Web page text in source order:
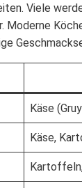
Viele
Moderne
Käse
Käse,